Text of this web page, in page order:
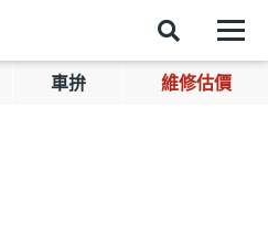
車拚 維修估價